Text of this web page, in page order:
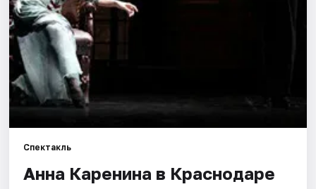
Города
Площадки
Артисты
Спектакль
Анна Каренина в Краснодаре